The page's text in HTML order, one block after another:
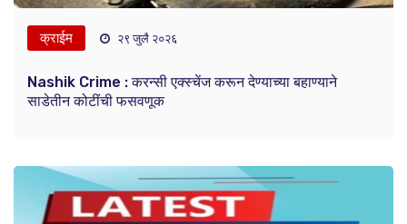
क्राईम २९ जुलै २०२६
Nashik Crime : करन्सी एक्स्चेंज करून देण्याच्या बहाण्याने
साडेतीन कोटींची फसवणूक